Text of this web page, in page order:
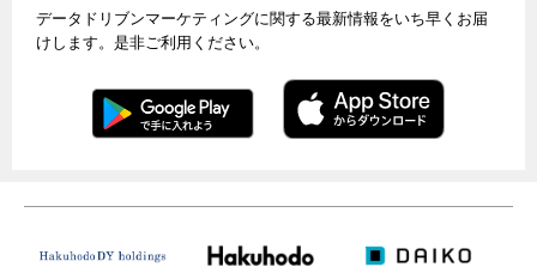
データドリブンマーケティングに関する最新情報をいち早くお届
けします。是非ご利用ください。